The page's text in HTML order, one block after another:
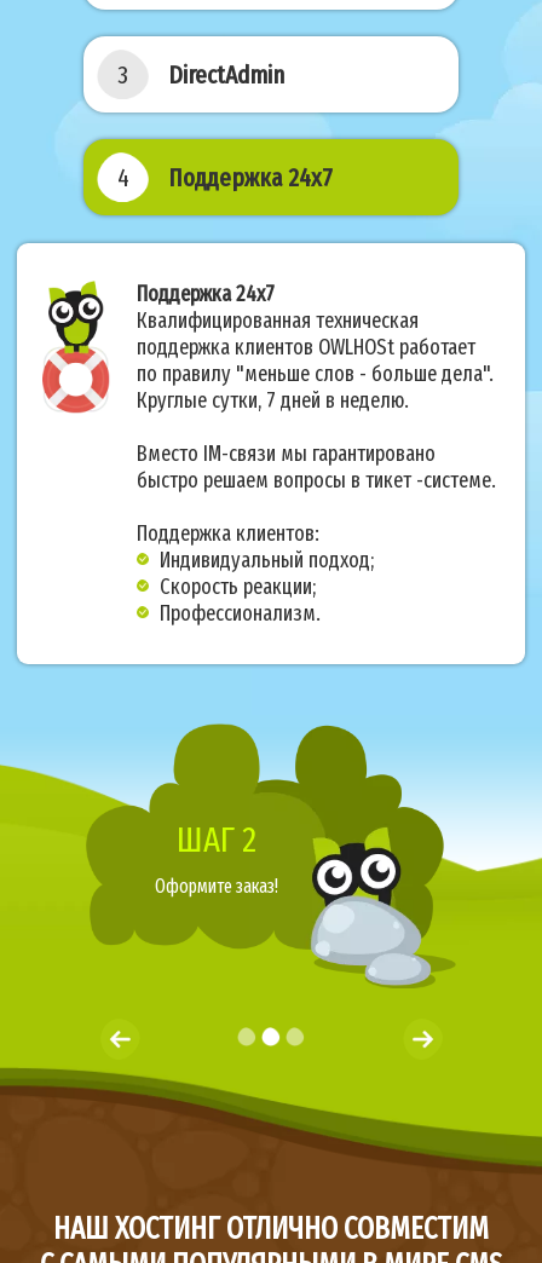
3 DirectAdmin
4 Поддержка 24х7
Поддержка 24х7
Квалифицированная техническая
поддержка клиентов OWLHOSt работает
по правилу "меньше слов - больше дела".
Круглые сутки, 7 дней в неделю.
Вместо IM-связи мы гарантировано
быстро решаем вопросы в тикет -системе.
Поддержка клиентов:
Индивидуальный подход;
Скорость реакции;
Профессионализм.
ШАГ 2
Оформите заказ!
НАШ ХОСТИНГ ОТЛИЧНО СОВМЕСТИМ